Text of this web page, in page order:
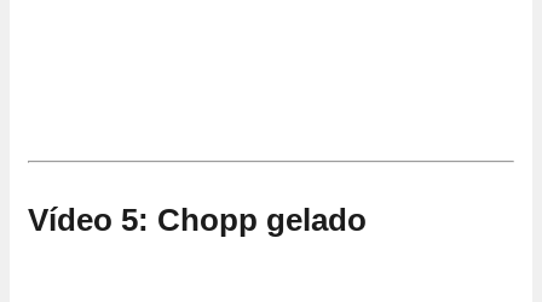
Vídeo 5: Chopp gelado